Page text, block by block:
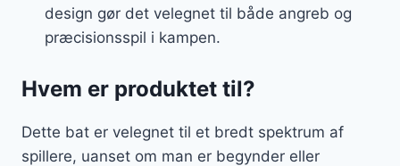
design gør det velegnet til både angreb og
præcisionsspil i kampen.
Hvem er produktet til?
Dette bat er velegnet til et bredt spektrum af
spillere, uanset om man er begynder eller